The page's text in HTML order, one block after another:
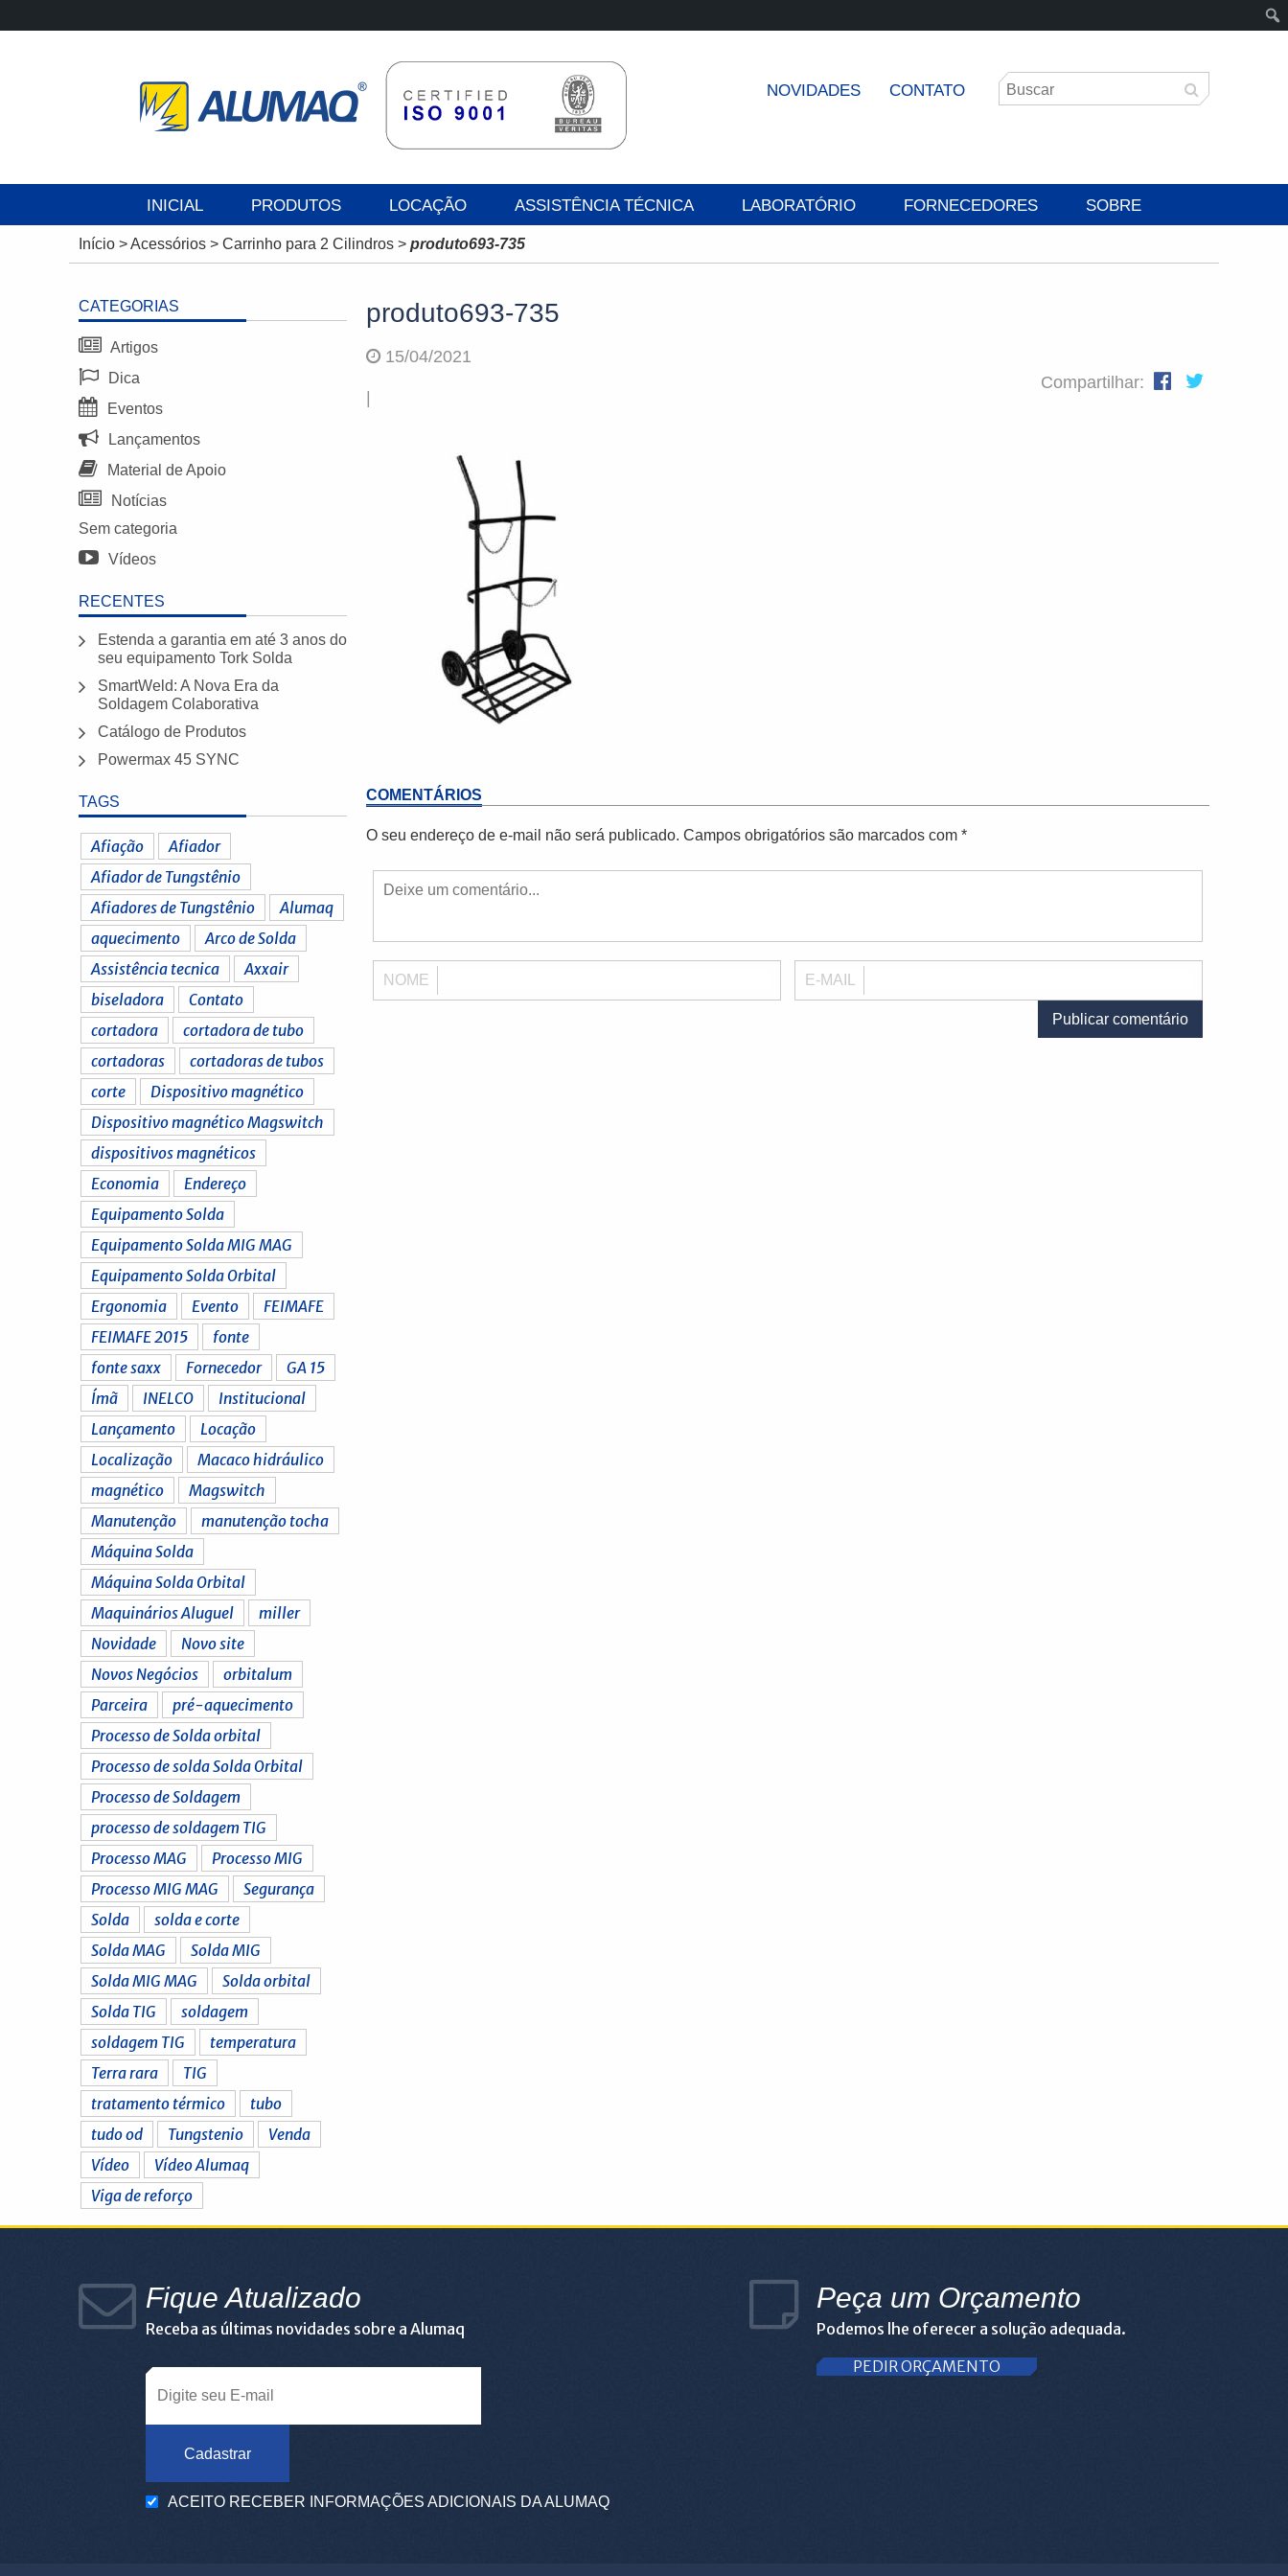
NOVIDADES CONTATO
INICIAL PRODUTOS LOCAÇÃO ASSISTÊNCIA TÉCNICA LABORATÓRIO FORNECEDORES SOBRE
Início >Acessórios > Carrinho para 2 Cilindros > produto693-735
CATEGORIAS
Artigos
Dica
Eventos
Lançamentos
Material de Apoio
Notícias
Sem categoria
Vídeos
RECENTES
Estenda a garantia em até 3 anos do
seu equipamento Tork Solda
SmartWeld: A Nova Era da
Soldagem Colaborativa
Catálogo de Produtos
Powermax 45 SYNC
TAGS
Afiação
Afiador
Afiador de Tungstênio
Afiadores de Tungstênio
Alumaq
aquecimento
Arco de Solda
Assistência tecnica
Axxair
biseladora
Contato
cortadora
cortadora de tubo
cortadoras
cortadoras de tubos
corte
Dispositivo magnético
Dispositivo magnético Magswitch
dispositivos magnéticos
Economia
Endereço
Equipamento Solda
Equipamento Solda MIG MAG
Equipamento Solda Orbital
Ergonomia
Evento
FEIMAFE
FEIMAFE 2015
fonte
fonte saxx
Fornecedor
GA 15
Ímã
INELCO
Institucional
Lançamento
Locação
Localização
Macaco hidráulico
magnético
Magswitch
Manutenção
manutenção tocha
Máquina Solda
Máquina Solda Orbital
Maquinários Aluguel
miller
Novidade
Novo site
Novos Negócios
orbitalum
Parceira
pré-aquecimento
Processo de Solda orbital
Processo de solda Solda Orbital
Processo de Soldagem
processo de soldagem TIG
Processo MAG
Processo MIG
Processo MIG MAG
Segurança
Solda
solda e corte
Solda MAG
Solda MIG
Solda MIG MAG
Solda orbital
Solda TIG
soldagem
soldagem TIG
temperatura
Terra rara
TIG
tratamento térmico
tubo
tudo od
Tungstenio
Venda
Vídeo
Vídeo Alumaq
Viga de reforço
produto693-735
15/04/2021
Compartilhar:
COMENTÁRIOS
O seu endereço de e-mail não será publicado. Campos obrigatórios são marcados com *
NOME E-MAIL
Fique Atualizado
Receba as últimas novidades sobre a Alumaq
Cadastrar
ACEITO RECEBER INFORMAÇÕES ADICIONAIS DA ALUMAQ
Peça um Orçamento
Podemos lhe oferecer a solução adequada.
PEDIR ORÇAMENTO